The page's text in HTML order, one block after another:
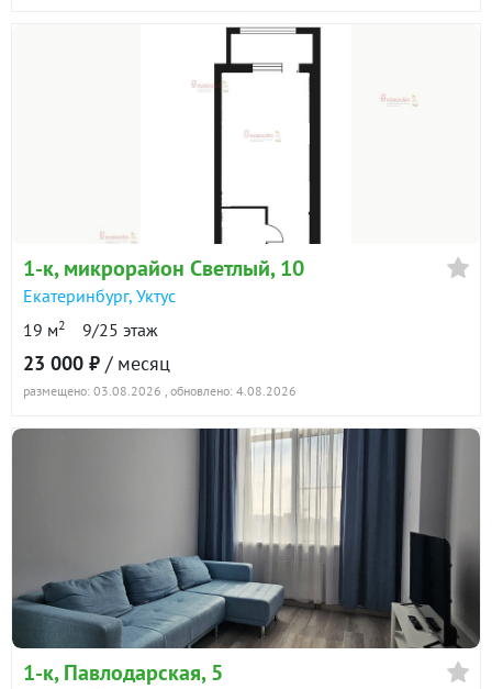
1-к, микрорайон Светлый, 10
Екатеринбург, Уктус
19 м2 9/25 этаж
23 000 ₽ / месяц
размещено: 03.08.2026 , обновлено: 4.08.2026
1-к, Павлодарская, 5